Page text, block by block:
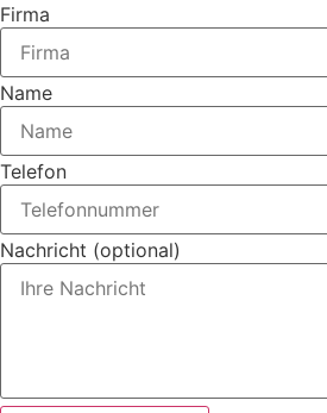
Firma
Name
Telefon
Nachricht (optional)